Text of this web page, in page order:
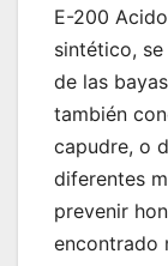
E-200
sintético,
de las
también
capudre, o
diferentes
prevenir
encontrado